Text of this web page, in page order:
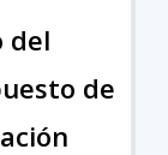
del
de